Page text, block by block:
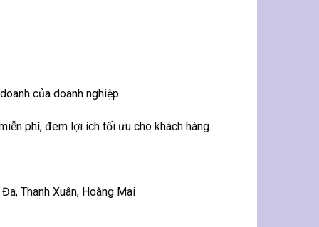
của doanh nghiệp.
phí, đem lợi ích tối ưu cho khách hàng.
Thanh Xuân, Hoàng Mai